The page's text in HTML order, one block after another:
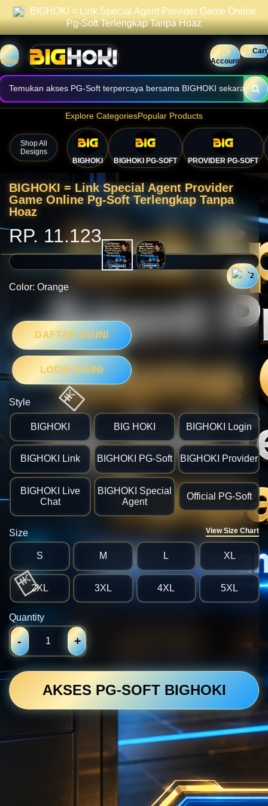
BIGHOKI = Link Special Agent Provider Game Online
Pg-Soft Terlengkap Tanpa Hoaz
Shop
praktis.
Informasi halaman dibuat jelas, cepat, dan mudah digunakan.
Nikmati akses nyaman melalui perangkat desktop maupun mobile.
Temukan akses PG-Soft terpercaya bersama BIGHOKI sekarang.
Account
Cart
Explore CategoriesPopular Products
Shop All
Designs
BIGHOKI
BIGHOKI PG-SOFT PROVIDER PG-SOFT
BIGHOKI = Link Special Agent Provider
Game Online Pg-Soft Terlengkap Tanpa
Hoaz
RP. 11.123
`2
Color: Orange
DAFTAR DISINI
LOGIN DISINI
Style
BIGHOKI BIG HOKI BIGHOKI Login
BIGHOKI Link BIGHOKI PG-Soft BIGHOKI Provider
BIGHOKI Live
Chat
BIGHOKI Special
Agent
Official PG-Soft
Size View Size Chart
S M L XL
2XL 3XL 4XL 5XL
Quantity
- +
AKSES PG-SOFT BIGHOKI💴
💴